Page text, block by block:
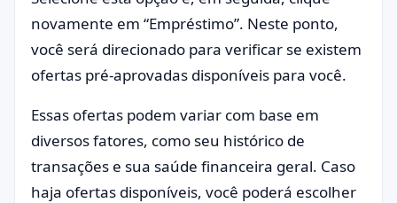
novamente em “Empréstimo”. Neste ponto,
você será direcionado para verificar se existem
ofertas pré-aprovadas disponíveis para você.
Essas ofertas podem variar com base em
diversos fatores, como seu histórico de
transações e sua saúde financeira geral. Caso
haja ofertas disponíveis, você poderá escolher